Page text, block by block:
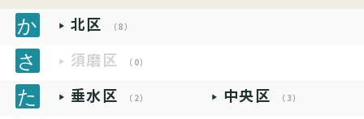
北区 （8）
須磨区 （0）
垂水区 （2） 中央区 （3）